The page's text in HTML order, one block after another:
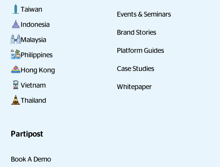
Taiwan
Indonesia
Malaysia
Philippines
Hong Kong
Vietnam
Thailand
Events & Seminars
Brand Stories
Platform Guides
Case Studies
Whitepaper
Partipost
Book A Demo